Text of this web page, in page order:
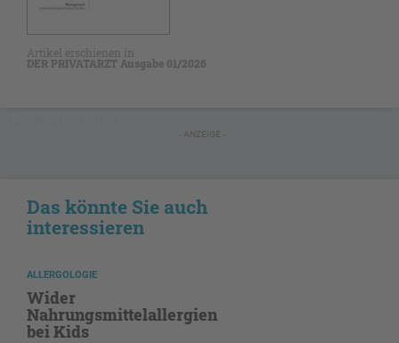
Artikel erschienen in
DER PRIVATARZT Ausgabe 01/2026
- ANZEIGE -
Das könnte Sie auch
interessieren
ALLERGOLOGIE
Wider
Nahrungsmittelallergien
bei Kids